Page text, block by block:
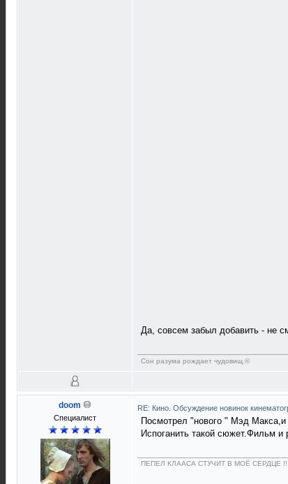
Да, совсем забыл добавить - не
Сон разума рождает чудовищ.©
doom
Специалист
RE: Кино. Обсуждение новинок
Посмотрел "нового " Мэд Макса,и
Испоганить такой сюжет.Фильм
ПЕПЕЛ КЛААСА СТУЧИТ В МОЁ СЕРДЦЕ